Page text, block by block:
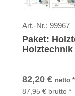
Art.-Nr.: 99967
Paket:
82,20 € netto
87,95 € brutto *